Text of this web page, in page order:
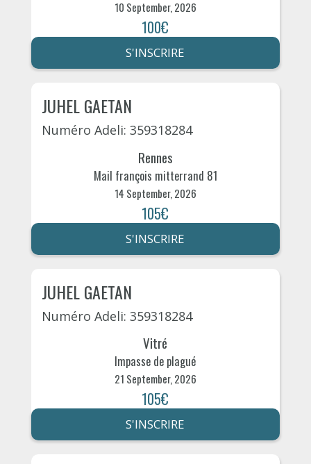
10 September, 2026
100€
S'INSCRIRE
JUHEL GAETAN
Numéro Adeli: 359318284
Rennes
Mail françois mitterrand 81
14 September, 2026
105€
S'INSCRIRE
JUHEL GAETAN
Numéro Adeli: 359318284
Vitré
Impasse de plagué
21 September, 2026
105€
S'INSCRIRE